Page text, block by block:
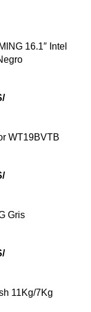
16.1″ Intel
WT19BVTB
Gris
11Kg/7Kg